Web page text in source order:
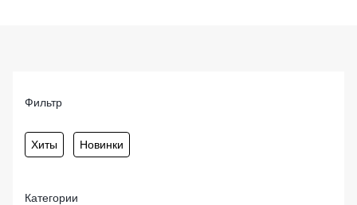
Фильтр
Хиты Новинки
Категории